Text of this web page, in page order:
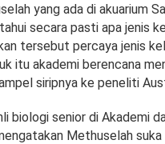
yang ada di akuarium
secara pasti apa jenis
tersebut percaya jenis
itu akademi berencana
siripnya ke peneliti
biologi senior di Akademi
Methuselah